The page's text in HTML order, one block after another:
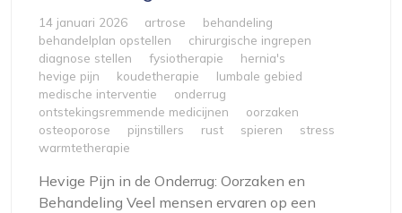
14 januari 2026 artrose
behandeling
behandelplan opstellen
chirurgische ingrepen
diagnose stellen
fysiotherapie
hernia's
hevige pijn
koudetherapie
lumbale gebied
medische interventie
onderrug
ontstekingsremmende medicijnen
oorzaken
osteoporose
pijnstillers rust spieren
stress
warmtetherapie
Hevige Pijn in de Onderrug: Oorzaken en
Behandeling Veel mensen ervaren op een